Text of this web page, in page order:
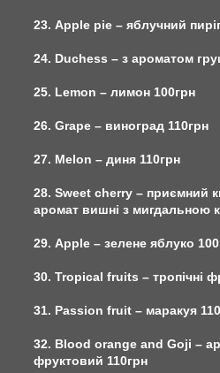
23. Apple pie – яблучний
24. Duchess – з ароматом
25. Lemon – лимон 100грн
26. Grape – виноград 110грн
27. Melon – диня 110грн
28. Sweet cherry – приємний
аромат вишні з мигдальною
29. Apple – зелене яблуко
30. Tropical fruits – тропічні
31. Passion fruit – маракуя
32. Blood orange and Goji –
фруктовий 110грн